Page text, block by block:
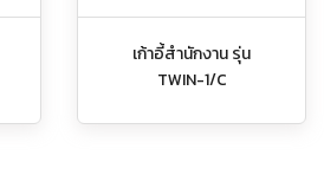
เก้าอี้สำนักงาน รุ่น
TWIN-1/C